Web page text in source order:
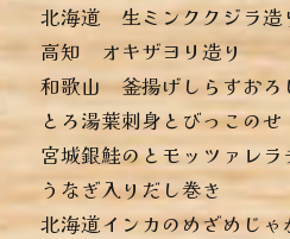
北海道 生ミンククジラ造
︎高知 オキザヨリ造り
和歌山 釜揚げしらすおろ
︎とろ湯葉刺身とびっこのせ
宮城銀鮭のとモッツァレラ
︎うなぎ入りだし巻き
北海道インカのめざめじ